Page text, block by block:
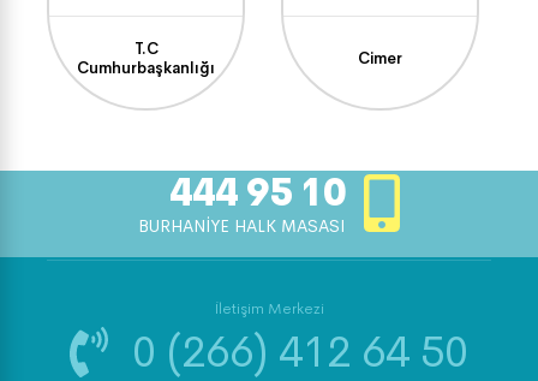
T.C
Cumhurbaşkanlığı
Cimer
444 95 10
BURHANİYE HALK MASASI
İletişim Merkezi
0 (266) 412 64 50